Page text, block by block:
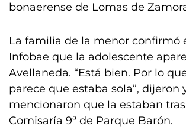
bonaerense de Lomas de
La familia de la menor confirmó
Infobae que la adolescente
Avellaneda. “Está bien. Por lo
parece que estaba sola”, dijeron
mencionaron que la estaban
Comisaría 9ª de Parque Barón.